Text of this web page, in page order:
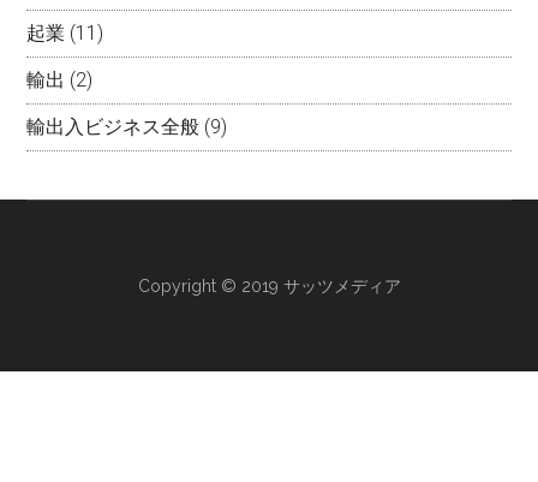
起業 (11)
輸出 (2)
輸出入ビジネス全般 (9)
Copyright © 2019 サッツメディア